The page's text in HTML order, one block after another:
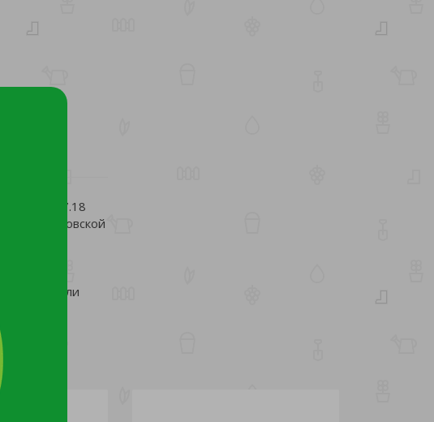
от 03.07.18
в .свердловской
(навоз или